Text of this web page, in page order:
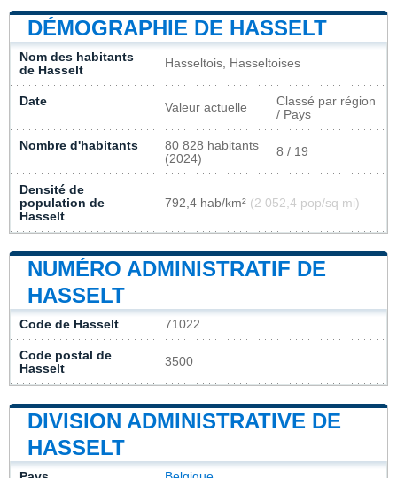
DÉMOGRAPHIE DE HASSELT
Nom des habitants
de Hasselt
Hasseltois, Hasseltoises
Date Valeur actuelle
Classé par région
/ Pays
Nombre d'habitants
80 828 habitants
(2024)
8 / 19
Densité de
population de
Hasselt
792,4 hab/km² (2 052,4 pop/sq mi)
NUMÉRO ADMINISTRATIF DE
HASSELT
Code de Hasselt 71022
Code postal de
Hasselt
3500
DIVISION ADMINISTRATIVE DE
HASSELT